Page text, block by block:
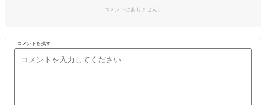
コメントはありません。
コメントを残す